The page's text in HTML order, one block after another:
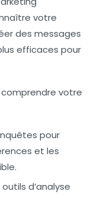
votre
des messages
efficaces pour
votre
pour
et les
d’analyse